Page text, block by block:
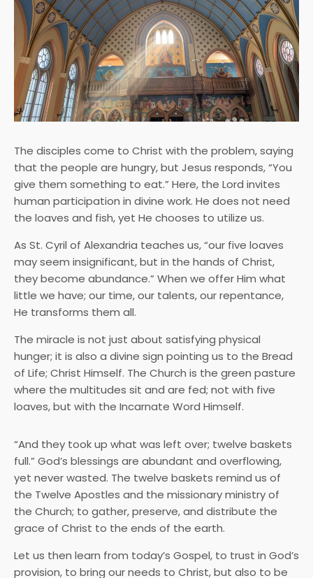
The disciples come to Christ with the problem, saying
that the people are hungry, but Jesus responds, “You
give them something to eat.” Here, the Lord invites
human participation in divine work. He does not need
the loaves and fish, yet He chooses to utilize us.
As St. Cyril of Alexandria teaches us, “our five loaves
may seem insignificant, but in the hands of Christ,
they become abundance.” When we offer Him what
little we have; our time, our talents, our repentance,
He transforms them all.
The miracle is not just about satisfying physical
hunger; it is also a divine sign pointing us to the Bread
of Life; Christ Himself. The Church is the green pasture
where the multitudes sit and are fed; not with five
loaves, but with the Incarnate Word Himself.
“And they took up what was left over; twelve baskets
full.” God’s blessings are abundant and overflowing,
yet never wasted. The twelve baskets remind us of
the Twelve Apostles and the missionary ministry of
the Church; to gather, preserve, and distribute the
grace of Christ to the ends of the earth.
Let us then learn from today’s Gospel, to trust in God’s
provision, to bring our needs to Christ, but also to be